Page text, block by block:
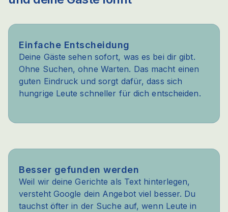
Einfache Entscheidung
Deine Gäste sehen sofort, was es bei dir gibt.
Ohne Suchen, ohne Warten. Das macht einen
guten Eindruck und sorgt dafür, dass sich
hungrige Leute schneller für dich entscheiden.
Besser gefunden werden
Weil wir deine Gerichte als Text hinterlegen,
versteht Google dein Angebot viel besser. Du
tauchst öfter in der Suche auf, wenn Leute in